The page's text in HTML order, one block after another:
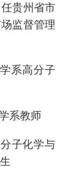
贵州省市
监督管理
系高分子
系教师
子化学与